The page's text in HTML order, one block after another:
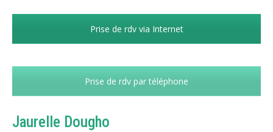
Prise de rdv via Internet
Prise de rdv par téléphone
Jaurelle Dougho